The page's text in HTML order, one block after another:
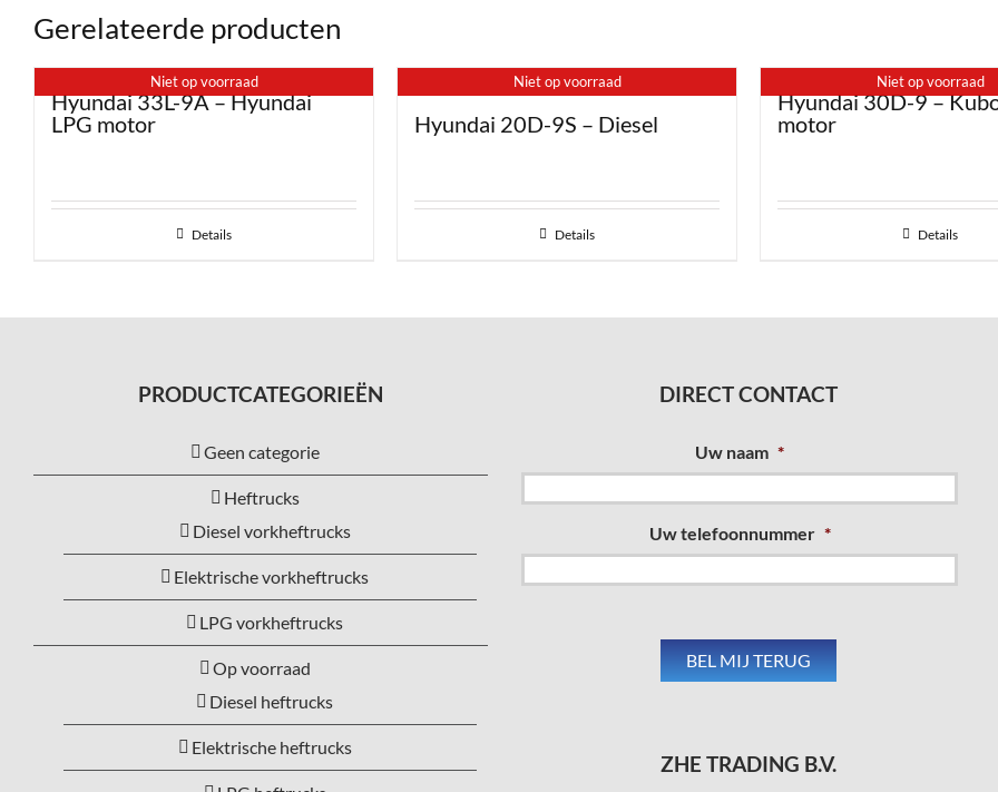
Gerelateerde producten
Niet op voorraad
Hyundai 33L-9A – Hyundai
LPG motor
Details
Niet op voorraad
Hyundai 20D-9S – Diesel
Details
Niet op voorraad
Hyundai 30D-9 –
motor
Details
PRODUCTCATEGORIEËN
Geen categorie
Heftrucks
Diesel vorkheftrucks
Elektrische vorkheftrucks
LPG vorkheftrucks
Op voorraad
Diesel heftrucks
Elektrische heftrucks
DIRECT CONTACT
Uw naam *
Uw telefoonnummer *
ZHE TRADING B.V.